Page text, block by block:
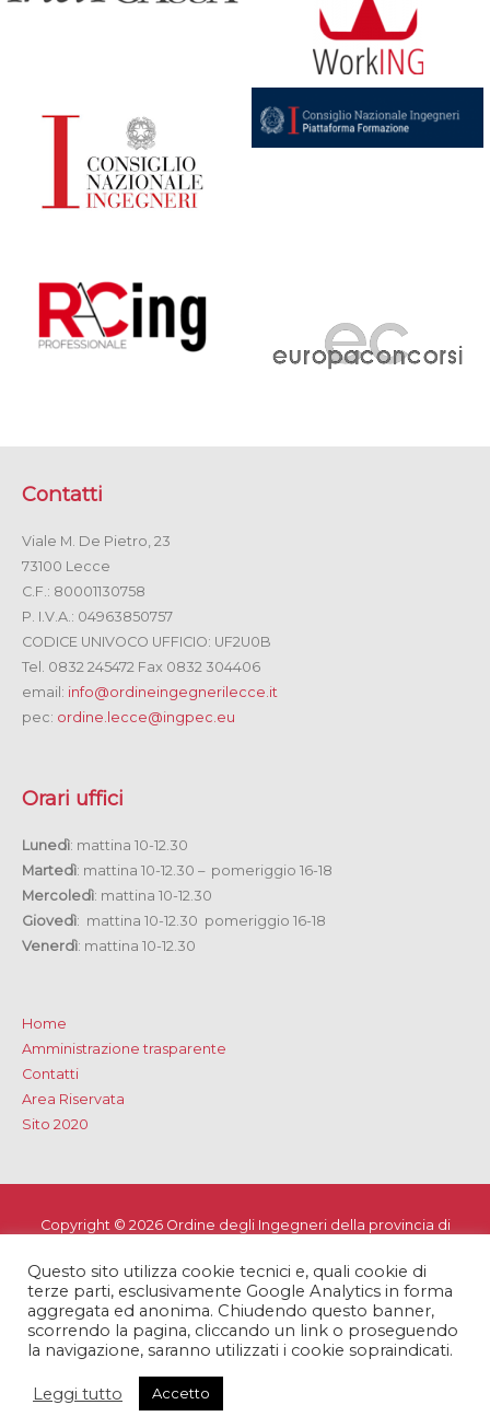
Contatti
Viale M. De Pietro, 23
73100 Lecce
C.F.: 80001130758
P. I.V.A.: 04963850757
CODICE UNIVOCO UFFICIO: UF2U0B
Tel. 0832 245472 Fax 0832 304406
email: info@ordineingegnerilecce.it
pec: ordine.lecce@ingpec.eu
Orari uffici
Lunedì: mattina 10-12.30
Martedì: mattina 10-12.30 – pomeriggio 16-18
Mercoledì: mattina 10-12.30
Giovedì: mattina 10-12.30 pomeriggio 16-18
Venerdì: mattina 10-12.30
Home
Amministrazione trasparente
Contatti
Area Riservata
Sito 2020
Copyright © 2026 Ordine degli Ingegneri della provincia di
Privacy e Cookie Policy-Note Legali -Dichiarazione di
accessibilità
Questo sito utilizza cookie tecnici e, quali cookie di
terze parti, esclusivamente Google Analytics in forma
aggregata ed anonima. Chiudendo questo banner,
scorrendo la pagina, cliccando un link o proseguendo
la navigazione, saranno utilizzati i cookie sopraindicati.
Leggi tutto Accetto